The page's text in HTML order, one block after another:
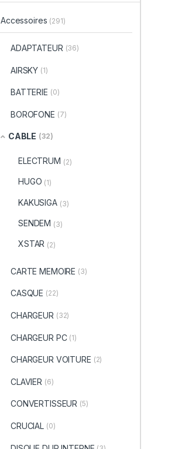
Accessoires (291)
ADAPTATEUR (36)
AIRSKY (1)
BATTERIE (0)
BOROFONE (7)
CABLE (32)
ELECTRUM (2)
HUGO (1)
KAKUSIGA (3)
SENDEM (3)
XSTAR (2)
CARTE MEMOIRE (3)
CASQUE (22)
CHARGEUR (32)
CHARGEUR PC (1)
CHARGEUR VOITURE (2)
CLAVIER (6)
CONVERTISSEUR (5)
CRUCIAL (0)